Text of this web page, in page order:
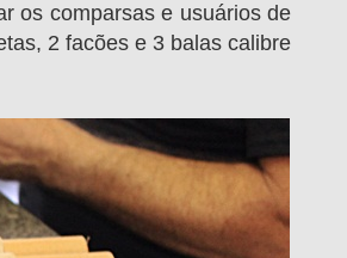
os comparsas e usuários de
2 facões e 3 balas calibre